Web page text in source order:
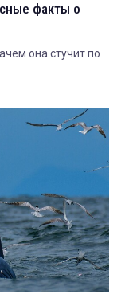
факты о
она стучит по